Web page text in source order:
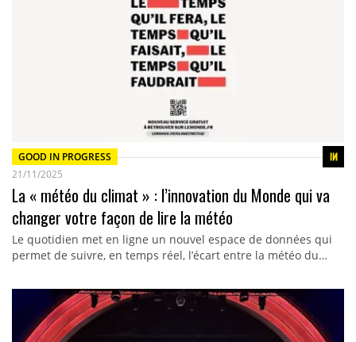
GOOD IN PROGRESS
21/11/2025
La « météo du climat » : l’innovation du Monde qui va
changer votre façon de lire la météo
Le quotidien met en ligne un nouvel espace de données qui
permet de suivre, en temps réel, l’écart entre la météo du…